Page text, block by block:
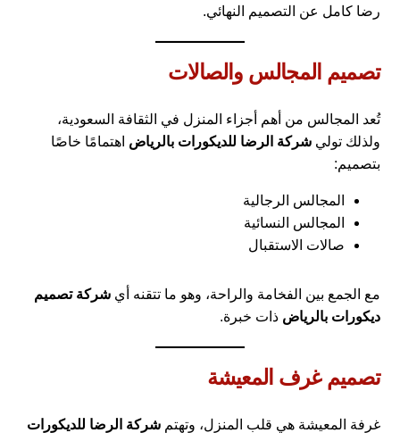
رضا كامل عن التصميم النهائي.
تصميم المجالس والصالات
تُعد المجالس من أهم أجزاء المنزل في الثقافة السعودية،
ولذلك توليشركة الرضا للديكورات بالرياض اهتمامًا خاصًا
بتصميم:
المجالس الرجالية
المجالس النسائية
صالات الاستقبال
مع الجمع بين الفخامة والراحة، وهو ما تتقنه أيشركة تصميم
ديكورات بالرياض ذات خبرة.
تصميم غرف المعيشة
غرفة المعيشة هي قلب المنزل، وتهتمشركة الرضا للديكورات